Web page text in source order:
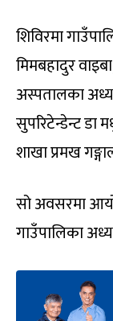
शिविरमा
मिमबहादुर
अस्पतालका
सुपरिटेन्डेन्ट डा
शाखा प्रमख
सो अवसरमा
गाउँपालिका